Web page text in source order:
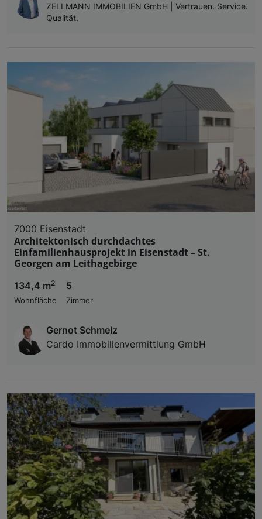
ZELLMANN IMMOBILIEN GmbH | Vertrauen. Service.
Qualität.
7000 Eisenstadt
Architektonisch durchdachtes
Einfamilienhausprojekt in Eisenstadt – St.
Georgen am Leithagebirge
134,4 m2
Wohnfläche
5
Zimmer
Gernot Schmelz
Cardo Immobilienvermittlung GmbH